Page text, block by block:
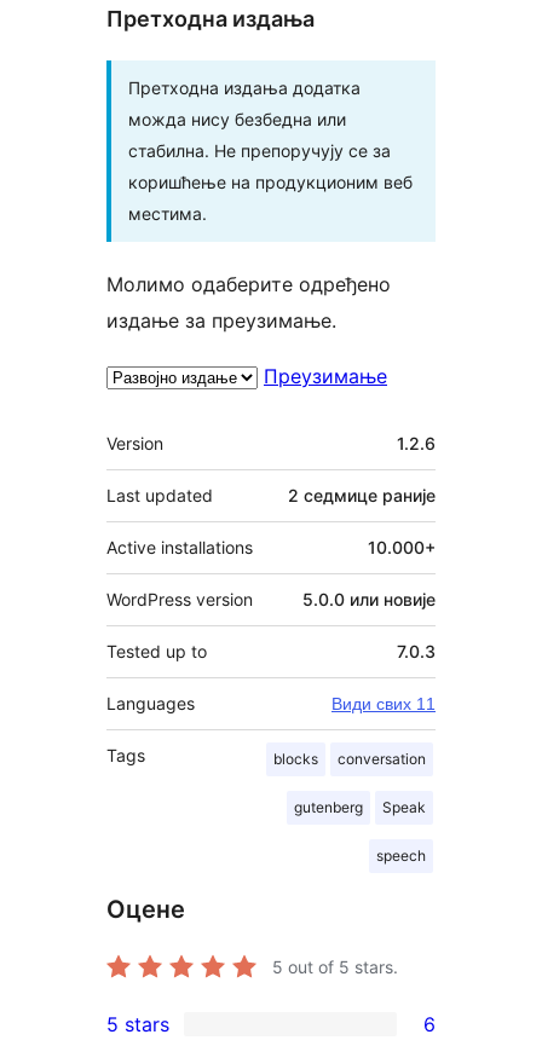
Претходна издања
Претходна издања додатка
можда нису безбедна или
стабилна. Не препоручују се за
коришћење на продукционим веб
местима.
Молимо одаберите одређено
издање за преузимање.
Преузимање
Мета
Version 1.2.6
Last updated 2 седмице раније
Active installations 10.000+
WordPress version 5.0.0 или новије
Tested up to 7.0.3
Languages Види свих 11
Tags blocks conversation
gutenberg Speak
speech
Оцене
5 out of 5 stars.
6
5 stars 6